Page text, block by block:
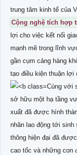
trung tâm kinh tế của
Cộng nghệ tích hợp
lợi cho việc kết nối
mạnh mẽ trong lĩnh
gần cụm cảng hàng
tạo điều kiện thuận lợi
Cùng với
sở hữu một hạ tầng
xuất đã được hình
nhân lao động tới
thông hiện đại đã
cao tốc và những con